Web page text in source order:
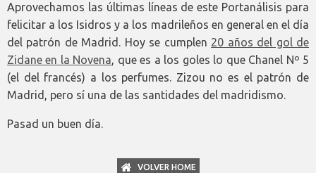
Aprovechamos las últimas líneas de este Portanálisis para
felicitar a los Isidros y a los madrileños en general en el día
del patrón de Madrid. Hoy se cumplen 20 años del gol de
Zidane en la Novena, que es a los goles lo que Chanel Nº 5
(el del francés) a los perfumes. Zizou no es el patrón de
Madrid, pero sí una de las santidades del madridismo.
Pasad un buen día.
VOLVER HOME